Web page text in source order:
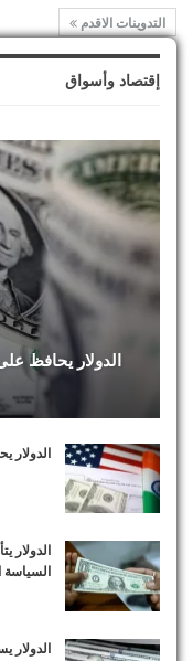
التدوينات الاقدم
إقتصاد وأسواق
الدولار يحافظ
الدولار
السياسة